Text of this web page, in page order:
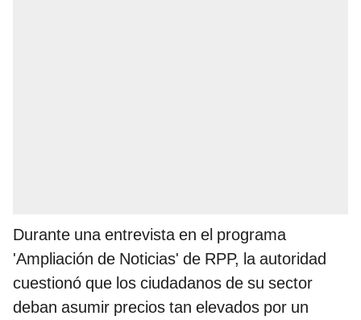
Durante una entrevista en el programa
'Ampliación de Noticias' de RPP, la autoridad
cuestionó que los ciudadanos de su sector
deban asumir precios tan elevados por un